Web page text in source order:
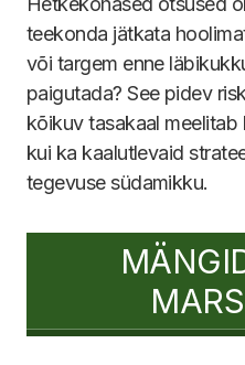
teekonda jätkata
või targem enne
paigutada? See pidev
kõikuv tasakaal meelitab
kui ka kaalutlevaid
tegevuse südamikku.